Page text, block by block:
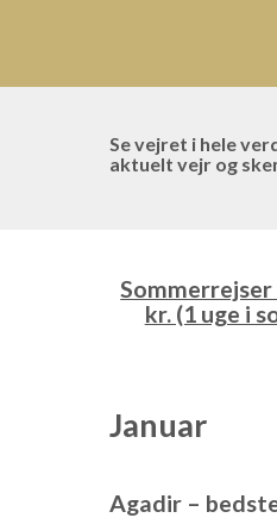
Se vejret i hele
aktuelt vejr og
kr. (1 uge i
Januar
Agadir –